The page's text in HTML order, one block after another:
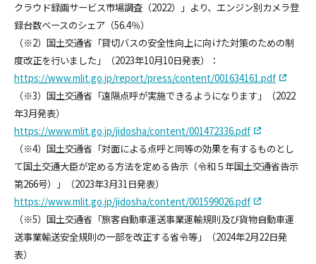
クラウド録画サービス市場調査（2022）」より、エンジン別カメラ登
録台数ベースのシェア（56.4％）
（※2）国土交通省「貸切バスの安全性向上に向けた対策のための制
度改正を行いました」（2023年10月10日発表）：
https://www.mlit.go.jp/report/press/content/001634161.pdf
（※3）国土交通省「遠隔点呼が実施できるようになります」（2022
年3月発表）
https://www.mlit.go.jp/jidosha/content/001472336.pdf
（※4）国土交通省「対面による点呼と同等の効果を有するものとし
て国土交通大臣が定める方法を定める告示（令和５年国土交通省告示
第266号）」（2023年3月31日発表）
https://www.mlit.go.jp/jidosha/content/001599026.pdf
（※5）国土交通省「旅客自動車運送事業運輸規則及び貨物自動車運
送事業輸送安全規則の一部を改正する省令等」（2024年2月22日発
表）